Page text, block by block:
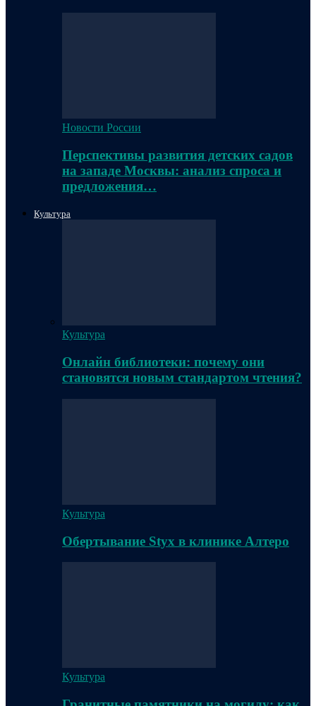
Новости России
Перспективы развития детских садов
на западе Москвы: анализ спроса и
предложения…
Культура
Культура
Онлайн библиотеки: почему они
становятся новым стандартом чтения?
Культура
Обертывание Styx в клинике Алтеро
Культура